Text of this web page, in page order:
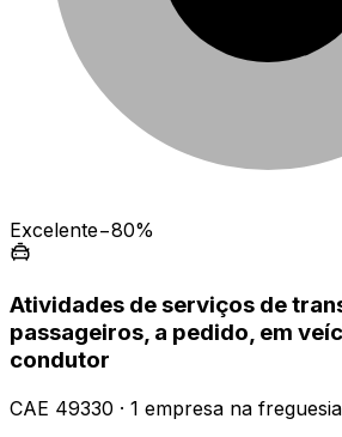
Excelente−80%
Atividades de serviços de
passageiros, a pedido, em
condutor
CAE 49330 · 1 empresa na freguesia